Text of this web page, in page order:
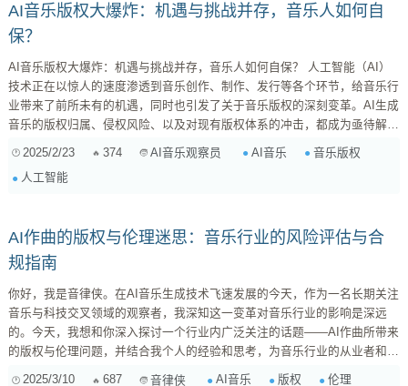
AI音乐版权大爆炸：机遇与挑战并存，音乐人如何自
保？
AI音乐版权大爆炸：机遇与挑战并存，音乐人如何自保？ 人工智能（AI）
技术正在以惊人的速度渗透到音乐创作、制作、发行等各个环节，给音乐行
业带来了前所未有的机遇，同时也引发了关于音乐版权的深刻变革。AI生成
音乐的版权归属、侵权风险、以及对现有版权体系的冲击，都成为亟待解决
略，帮助大家在AI时代保护自己的创作权益。 一、AI音乐的崛起：一场技
术革命 近年来，AI音乐技术取得了显著进展，涌现出了一批能够自动作
2025/2/23 374 AI音乐观察员 AI音乐
音乐版权
人工智能
AI作曲的版权与伦理迷思：音乐行业的风险评估与合
规指南
你好，我是音律侠。在AI音乐生成技术飞速发展的今天，作为一名长期关注
音乐与科技交叉领域的观察者，我深知这一变革对音乐行业的影响是深远
的。今天，我想和你深入探讨一个行业内广泛关注的话题——AI作曲所带来
的版权与伦理问题，并结合我个人的经验和思考，为音乐行业的从业者和法
2025/3/10 687 音律侠 AI音乐 版权
伦理